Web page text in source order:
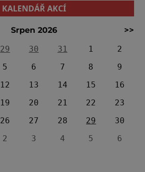
KALENDÁŘ AKCÍ
Srpen 2026
>>
29 30 31 1
2
5 6 7 8
9
12 13 14 15
16
19 20 21 22
23
26 27 28 29
30
2 3 4 5 6